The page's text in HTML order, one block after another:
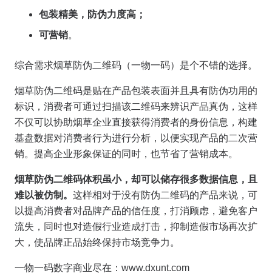
包装精美，防伪力度高；
可营销。
综合需求烟草防伪二维码（一物一码）是个不错的选择。
烟草防伪二维码是贴在产品包装表面并且具有防伪功用的
标识，消费者可通过扫描该二维码来辨识产品真伪，这样
不仅可以协助烟草企业直接获得消费者的身份信息，构建
基盘数据对消费者行为进行分析，以便实现产品的二次营
销。提高企业形象保证的同时，也节省了营销成本。
烟草防伪二维码体积虽小，却可以储存很多数据信息，且
难以被仿制。 这样相对于没有防伪二维码的产品来说，可
以提高消费者对品牌产品的信任度，打消顾虑，避免客户
流失，同时也对造假行业造成打击，抑制造假市场再次扩
大，使品牌正品始终保持市场竞争力。
一物一码数字商业尽在：www.dxunt.com